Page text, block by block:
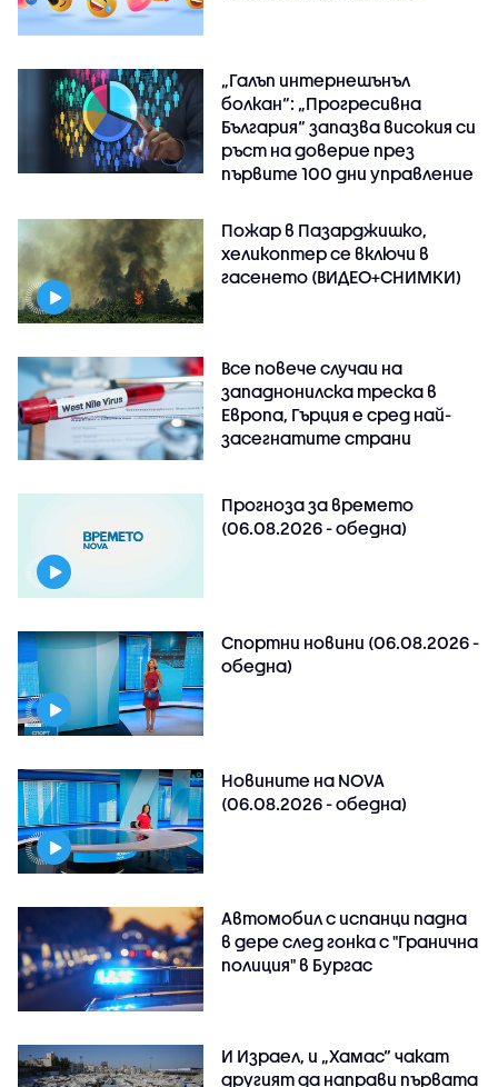
„Галъп интернешънъл
болкан“: „Прогресивна
България“ запазва високия си
ръст на доверие през
първите 100 дни управление
Пожар в Пазарджишко,
хеликоптер се включи в
гасенето (ВИДЕО+СНИМКИ)
Все повече случаи на
западнонилска треска в
Европа, Гърция е сред най-
засегнатите страни
Прогноза за времето
(06.08.2026 - обедна)
Спортни новини (06.08.2026 -
обедна)
Новините на NOVA
(06.08.2026 - обедна)
Автомобил с испанци падна
в дере след гонка с "Гранична
полиция" в Бургас
И Израел, и „Хамас“ чакат
другият да направи първата